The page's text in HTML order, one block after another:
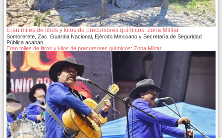
Eran miles de litros y kilos de precursores químicos: Zona Militar
Sombrerete, Zac. Guardia Nacional, Ejército Mexicano y Secretaría de Seguridad
Pública acaban…
Eran miles de litros y kilos de precursores químicos: Zona Militar